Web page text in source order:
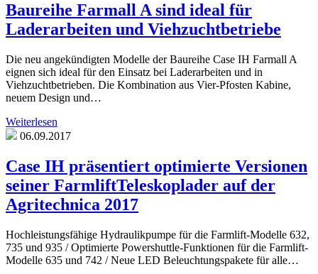
Baureihe Farmall A sind ideal für
Laderarbeiten und Viehzuchtbetriebe
Die neu angekündigten Modelle der Baureihe Case IH Farmall A
eignen sich ideal für den Einsatz bei Laderarbeiten und in
Viehzuchtbetrieben. Die Kombination aus Vier-Pfosten Kabine,
neuem Design und…
Weiterlesen
06.09.2017
Case IH präsentiert optimierte Versionen
seiner FarmliftTeleskoplader auf der
Agritechnica 2017
Hochleistungsfähige Hydraulikpumpe für die Farmlift-Modelle 632,
735 und 935 / Optimierte Powershuttle-Funktionen für die Farmlift-
Modelle 635 und 742 / Neue LED Beleuchtungspakete für alle…